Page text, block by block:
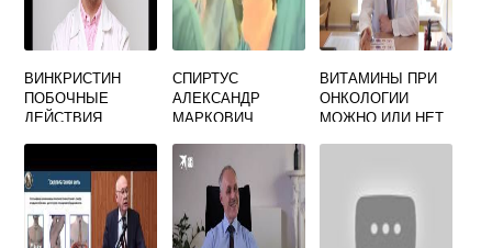
ВИНКРИСТИН
ПОБОЧНЫЕ
ДЕЙСТВИЯ
У ДЕТЕЙ
СПИРТУС
АЛЕКСАНДР
МАРКОВИЧ
БАЛАШИХА
ОТЗЫВЫ
ВИТАМИНЫ ПРИ
ОНКОЛОГИИ
МОЖНО ИЛИ НЕТ